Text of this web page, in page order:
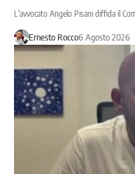
L'avvocato Angelo Pisani diffida il
Ernesto Rocco6 Agosto 2026